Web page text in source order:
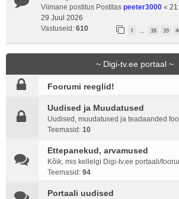
Viimane postitus Postitas peeter3000 «
29 Juul 2026
Vastuseid: 610 1 … 38 39
~ Digi-tv.ee portaal ~
Foorumi reeglid!
Uudised ja Muudatused
Uudised, muudatused ja teadaanded
Teemasid: 10
Ettepanekud, arvamused
Kõik, mis kellelgi Digi-tv.ee portaali/
Teemasid: 94
Portaali uudised